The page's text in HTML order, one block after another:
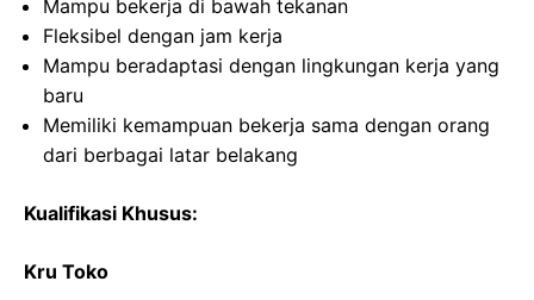
Mampu bekerja di bawah tekanan
Fleksibel dengan jam kerja
Mampu beradaptasi dengan lingkungan kerja yang
baru
Memiliki kemampuan bekerja sama dengan orang
dari berbagai latar belakang
Kualifikasi Khusus:
Kru Toko